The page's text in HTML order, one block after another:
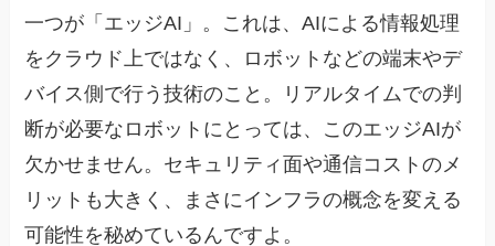
一つが「エッジAI」。これは、AIによる情報処理
をクラウド上ではなく、ロボットなどの端末やデ
バイス側で行う技術のこと。リアルタイムでの判
断が必要なロボットにとっては、このエッジAIが
欠かせません。セキュリティ面や通信コストのメ
リットも大きく、まさにインフラの概念を変える
可能性を秘めているんですよ。